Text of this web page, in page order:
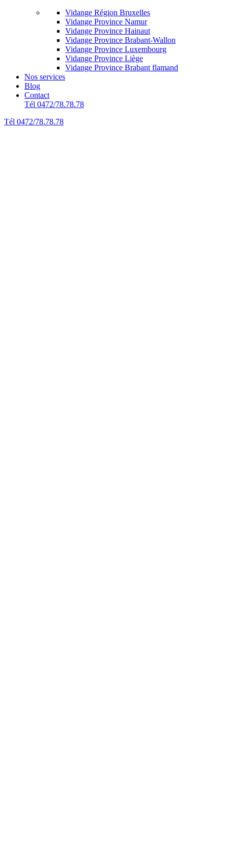
Vidange Région Bruxelles
Vidange Province Namur
Vidange Province Hainaut
Vidange Province Brabant-Wallon
Vidange Province Luxembourg
Vidange Province Liège
Vidange Province Brabant flamand
Nos services
Blog
Contact
Tél 0472/78.78.78
Tél 0472/78.78.78